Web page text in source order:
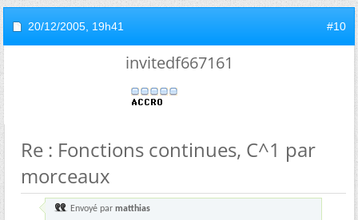
20/12/2005, 19h41 #10
invitedf667161
Re : Fonctions continues, C^1 par
morceaux
Envoyé par matthias